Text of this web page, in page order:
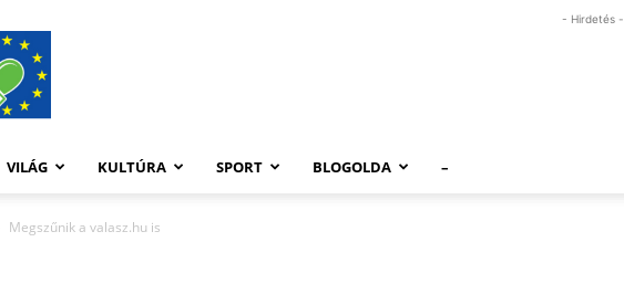
FüHü
- Hirdetés -
VILÁG KULTÚRA SPORT BLOGOLDA –
Megszűnik a valasz.hu is